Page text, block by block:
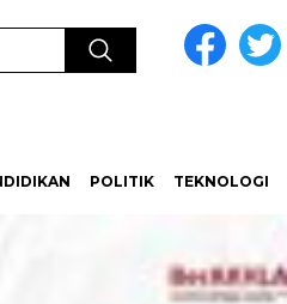
POLITIK TEKNOLOGI